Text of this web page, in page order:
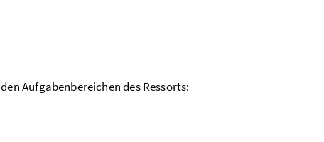
Aufgabenbereichen des Ressorts: